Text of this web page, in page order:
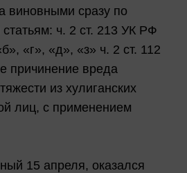
виновными сразу по
ч. 2 ст. 213 УК РФ
«г», «д», «з» ч. 2 ст. 112
причинение вреда
из хулиганских
лиц, с применением
15 апреля, оказался